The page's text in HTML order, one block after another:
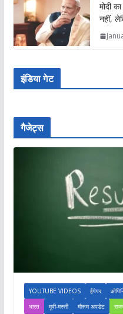
मोदी
नहीं,
इंडिया गेट
गैजेट्स
YOUTUBE VIDEOS ईपेपर
भारत
मूवी-मस्ती मौसम अपडेट